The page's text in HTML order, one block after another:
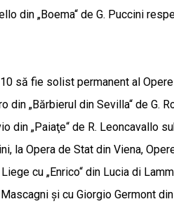
din „Boema“ de G. Puccini
să fie solist permanent al
din „Bărbierul din Sevilla“ de G.
din „Paiaţe“ de R. Leoncavallo
la Opera de Stat din Viena,
cu „Enrico“ din Lucia di
şi cu Giorgio Germont din